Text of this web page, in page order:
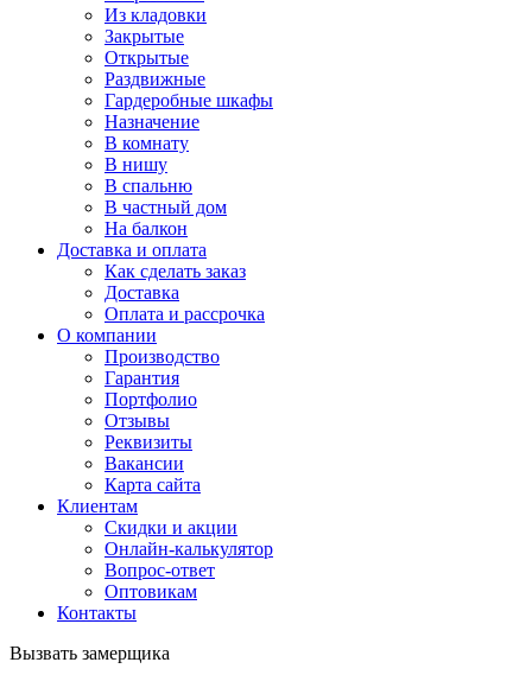
Из кладовки
Закрытые
Открытые
Раздвижные
Гардеробные шкафы
Назначение
В комнату
В нишу
В спальню
В частный дом
На балкон
Доставка и оплата
Как сделать заказ
Доставка
Оплата и рассрочка
О компании
Производство
Гарантия
Портфолио
Отзывы
Реквизиты
Вакансии
Карта сайта
Клиентам
Скидки и акции
Онлайн-калькулятор
Вопрос-ответ
Оптовикам
Контакты
Вызвать замерщика